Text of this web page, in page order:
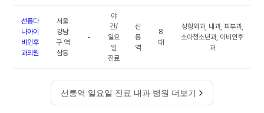
선릉다
나아이
비인후
과의원
서울
강남
구 역
삼동
-
야
간/
일요
일
진료
선
릉
역
8
대
성형외과, 내과, 피부과,
소아청소년과, 이비인후
과
선릉역 일요일 진료 내과 병원 더보기